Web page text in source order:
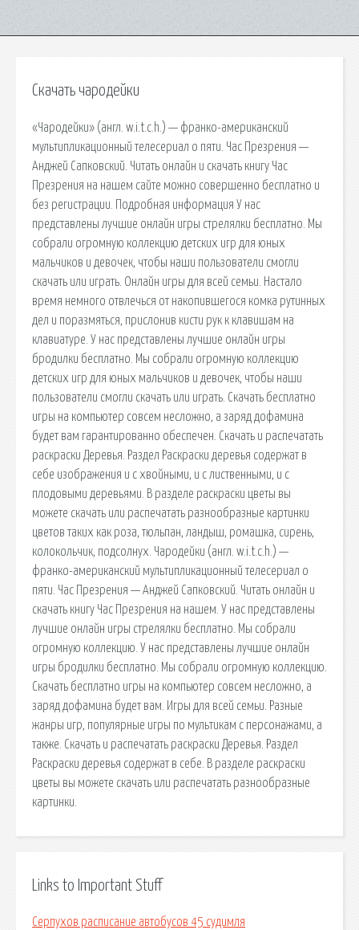
Скачать чародейки
«Чародейки» (англ. w.i.t.c.h.) — франко-американский
мультипликационный телесериал о пяти. Час Презрения —
Анджей Сапковский. Читать онлайн и скачать книгу Час
Презрения на нашем сайте можно совершенно бесплатно и
без регистрации. Подробная информация У нас
представлены лучшие онлайн игры стрелялки бесплатно. Мы
собрали огромную коллекцию детских игр для юных
мальчиков и девочек, чтобы наши пользователи смогли
скачать или играть. Онлайн игры для всей семьи. Настало
время немного отвлечься от накопившегося комка рутинных
дел и поразмяться, прислонив кисти рук к клавишам на
клавиатуре. У нас представлены лучшие онлайн игры
бродилки бесплатно. Мы собрали огромную коллекцию
детских игр для юных мальчиков и девочек, чтобы наши
пользователи смогли скачать или играть. Скачать бесплатно
игры на компьютер совсем несложно, а заряд дофамина
будет вам гарантированно обеспечен. Скачать и распечатать
раскраски Деревья. Раздел Раскраски деревья содержат в
себе изображения и с хвойными, и с лиственными, и с
плодовыми деревьями. В разделе раскраски цветы вы
можете скачать или распечатать разнообразные картинки
цветов таких как роза, тюльпан, ландыш, ромашка, сирень,
колокольчик, подсолнух. Чародейки (англ. w.i.t.c.h.) —
франко-американский мультипликационный телесериал о
пяти. Час Презрения — Анджей Сапковский. Читать онлайн и
скачать книгу Час Презрения на нашем. У нас представлены
лучшие онлайн игры стрелялки бесплатно. Мы собрали
огромную коллекцию. У нас представлены лучшие онлайн
игры бродилки бесплатно. Мы собрали огромную коллекцию.
Скачать бесплатно игры на компьютер совсем несложно, а
заряд дофамина будет вам. Игры для всей семьи. Разные
жанры игр, популярные игры по мультикам с персонажами, а
также. Скачать и распечатать раскраски Деревья. Раздел
Раскраски деревья содержат в себе. В разделе раскраски
цветы вы можете скачать или распечатать разнообразные
картинки.
Links to Important Stuff
Серпухов расписание автобусов 45 судимля